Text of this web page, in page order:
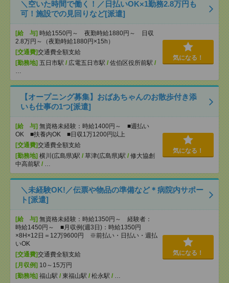
＼空いた時間で働く！／日払いOK×1勤務2.8万円も
可！施設での見回りなど[派遣]
[給 与] 時給1550円～ 夜勤時給1880円～ 日収
2.8万円～（夜勤時給1880円×15h）
[交通費]交通費全額支給
[勤務地] 五日市駅 / 広電五日市駅 / 佐伯区役所前駅 /
気になる！
【オープニング募集】おばあちゃんのお散歩付き添
いも仕事の1つ[派遣]
[給 与] 無資格未経験：時給1400円～ ■週払い
OK ■扶養内OK ■日収1万1200円以上
[交通費]交通費全額支給
[勤務地] 横川(広島県)駅 / 草津(広島県)駅 / 修大協創
中高前駅 /
気になる！
＼未経験OK!／伝票や物品の準備など＊病院内サポー
ト[派遣]
[給 与] 無資格未経験：時給1350円～ 経験者：
時給1450円～ ■月収例(週3日)：時給1350円
×8H×12日＝12万9600円 ※前払い・日払い・週払
いOK
[交通費]交通費全額支給
[月収例] 10～15万円
[勤務地] 福山駅 / 東福山駅 / 松永駅 /
気になる！